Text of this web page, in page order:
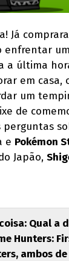
Já
enfrentar
a última
em casa,
um
de
e Pokémon
Japão,
Qual a
Hunters:
ambos de